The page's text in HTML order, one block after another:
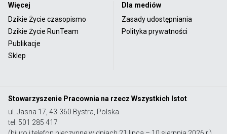
Więcej
Dzikie Życie czasopismo
Dzikie Życie RunTeam
Publikacje
Sklep
Dla mediów
Zasady udostępniania
Polityka prywatności
Stowarzyszenie Pracownia na rzecz Wszystkich Istot
ul. Jasna 17, 43-360 Bystra, Polska
tel. 501 285 417